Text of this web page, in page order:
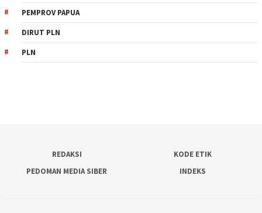
PEMPROV PAPUA
DIRUT PLN
PLN
REDAKSI
KODE ETIK
PEDOMAN MEDIA SIBER
INDEKS